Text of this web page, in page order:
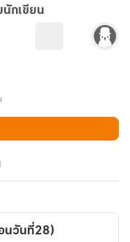
นักเขียน
นวันที่28)